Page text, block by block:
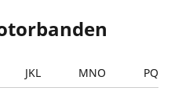
JKL MNO PQRS